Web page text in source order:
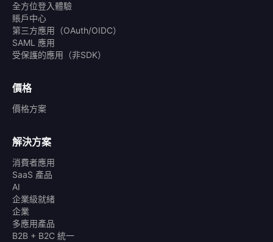
全方位登入體驗
賬戶中心
第三方應用（OAuth/OIDC）
SAML 應用
受保護的應用（非SDK）
價格
價格方案
解決方案
消費者應用
SaaS 產品
AI
企業級就緒
企業
多應用產品
B2B + B2C 統一